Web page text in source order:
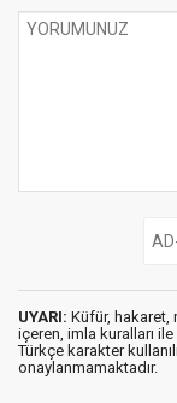
UYARI: Küfür, hakaret,
içeren, imla kuralları ile
Türkçe karakter
onaylanmamaktadır.